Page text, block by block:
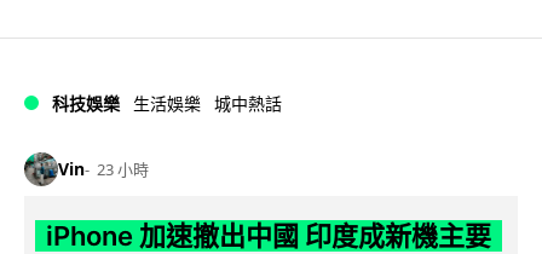
科技娛樂 生活娛樂 城中熱話
Vin 23 小時
iPhone 加速撤出中國 印度成新機主要